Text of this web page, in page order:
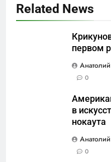
Related News
первом
0
в
нокаута
0
САНКТ-